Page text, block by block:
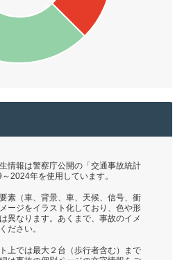
情報は警察庁公開の「交通事故統計
2024年を使用しています。
素（車、背景、車、天候、信号、衝
ージをイラスト化しており、色や形
異なります。あくまで、事故のイメ
ださい。
上では最大２台（歩行者含む）まで